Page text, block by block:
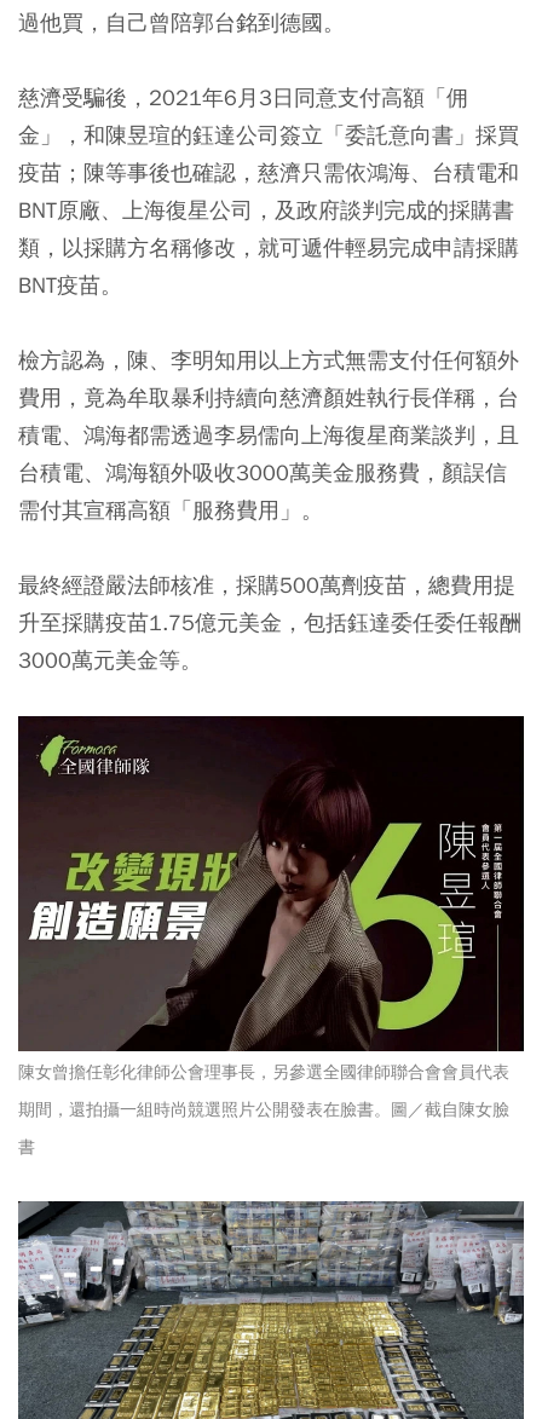
過他買，自己曾陪郭台銘到德國。
慈濟受騙後，2021年6月3日同意支付高額「佣
金」，和陳昱瑄的鈺達公司簽立「委託意向書」採買
疫苗；陳等事後也確認，慈濟只需依鴻海、台積電和
BNT原廠、上海復星公司，及政府談判完成的採購書
類，以採購方名稱修改，就可遞件輕易完成申請採購
BNT疫苗。
檢方認為，陳、李明知用以上方式無需支付任何額外
費用，竟為牟取暴利持續向慈濟顏姓執行長佯稱，台
積電、鴻海都需透過李易儒向上海復星商業談判，且
台積電、鴻海額外吸收3000萬美金服務費，顏誤信
需付其宣稱高額「服務費用」。
最終經證嚴法師核准，採購500萬劑疫苗，總費用提
升至採購疫苗1.75億元美金，包括鈺達委任委任報酬
3000萬元美金等。
陳女曾擔任彰化律師公會理事長，另參選全國律師聯合會會員代表
期間，還拍攝一組時尚競選照片公開發表在臉書。圖／截自陳女臉
書